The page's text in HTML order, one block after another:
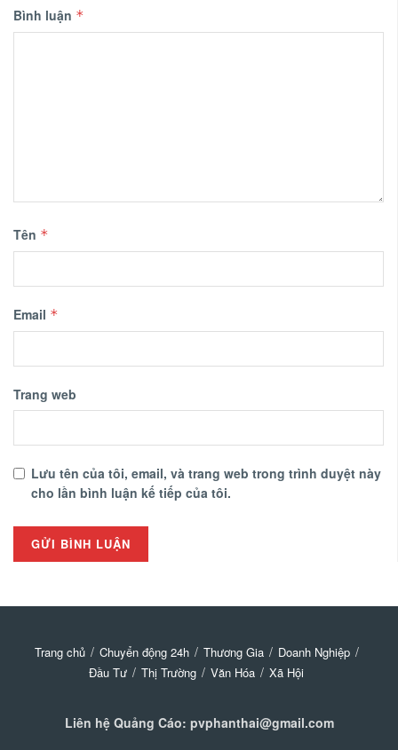
Bình luận *
Tên *
Email *
Trang web
Lưu tên của tôi, email, và trang web trong trình duyệt này
cho lần bình luận kế tiếp của tôi.
Trang chủ Chuyển động 24h Thương Gia
Doanh Nghiệp
Đầu Tư
Thị Trường Văn Hóa Xã Hội
Liên hệ Quảng Cáo: pvphanthai@gmail.com